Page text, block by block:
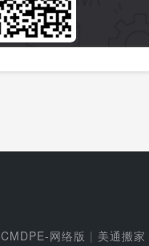
CMDPE-网络版 | 美通搬家